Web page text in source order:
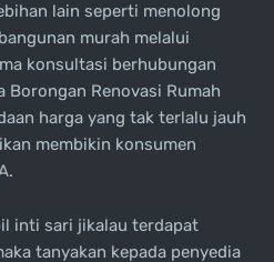
lain seperti menolong
murah melalui
konsultasi berhubungan
Borongan Renovasi Rumah
harga yang tak terlalu jauh
membikin konsumen
inti sari jikalau terdapat
tanyakan kepada penyedia